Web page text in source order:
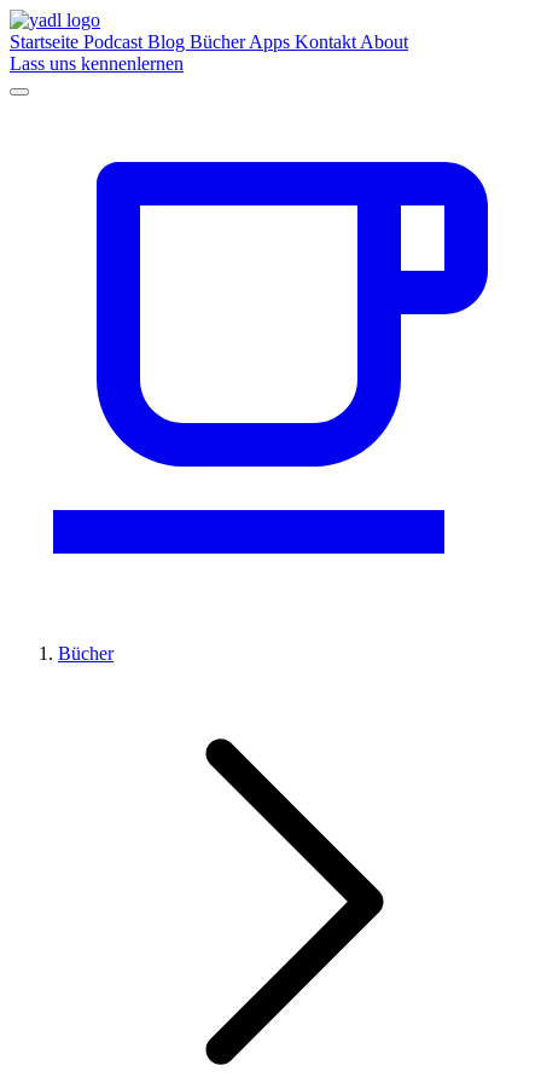
Startseite Podcast Blog BücherApps Kontakt About
Lass uns kennenlernen
Bücher